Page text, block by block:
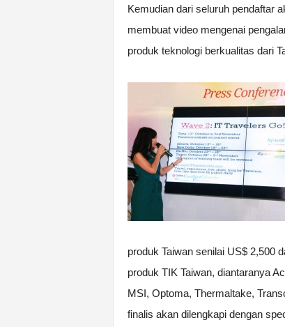
Kemudian dari seluruh pendaftar
membuat video mengenai
produk teknologi berkualitas dari
produk Taiwan senilai US$ 2,500
produk TIK Taiwan, diantaranya
MSI, Optoma, Thermaltake,
finalis akan dilengkapi dengan